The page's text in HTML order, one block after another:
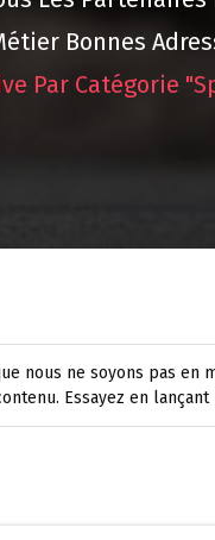
Bonnes
Par Catégorie
nous ne soyons pas en
Essayez en lançant